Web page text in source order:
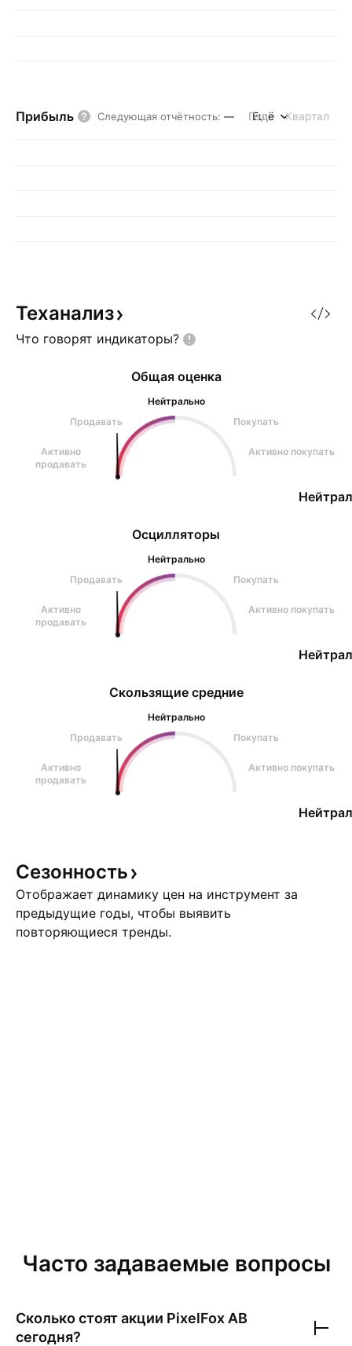
Прибыль Следующая отчётность: — Год Квартал
Ещё
Теханализ
Что говорят индикаторы?
Осцилляторы
Нейтрально
Продавать
Покупать
Активно
продавать
Активно покупать
Общая оценка
Нейтрально
Продавать
Покупать
Активно
продавать
Активно покупать
Скользящие средние
Нейтрально
Продавать
Покупать
Активно
продавать
Активно покупать
Сезонность
Отображает динамику цен на инструмент за
предыдущие годы, чтобы выявить
повторяющиеся тренды.
Часто задаваемые вопросы
Сколько стоят акции PixelFox AB
сегодня?